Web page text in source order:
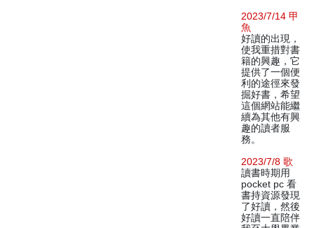
2023/7/14 甲
魚
好讀的出現，
使我重措對書
籍的興趣，它
提供了一個便
利的途徑來發
掘好書，希望
這個網站能繼
續為其他有興
趣的讀者服
務。
2023/7/8 歌
讀書時期用
pocket pc 看
書持資源發現
了好讀，然後
好讀一直陪伴